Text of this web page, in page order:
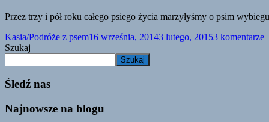
Przez trzy i pół roku całego psiego życia marzyłyśmy o psim
Kasia/Podróże z psem16 września, 20143 lutego, 20153 komentarze
Szukaj
Szukaj
Śledź nas
Najnowsze na blogu